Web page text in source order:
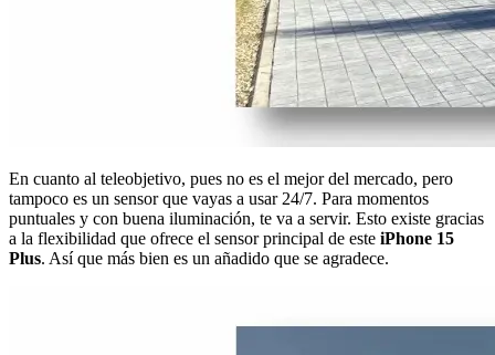
En cuanto al teleobjetivo, pues no es el mejor del mercado, pero
tampoco es un sensor que vayas a usar 24/7. Para momentos
puntuales y con buena iluminación, te va a servir. Esto existe gracias
a la flexibilidad que ofrece el sensor principal de este iPhone 15
Plus. Así que más bien es un añadido que se agradece.